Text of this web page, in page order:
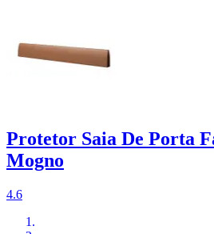
Protetor Saia De Porta
Mogno
4.6